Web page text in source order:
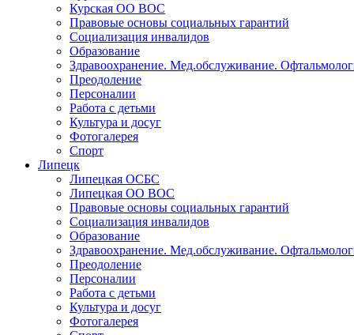
Правовые основы социальных гарантий
Социализация инвалидов
Образование
Здравоохранение. Мед.обслуживание.
Преодоление
Персоналии
Работа с детьми
Культура и досуг
Фотогалерея
Спорт
Липецк
Липецкая ОСБС
Липецкая ОО ВОС
Правовые основы социальных гарантий
Социализация инвалидов
Образование
Здравоохранение. Мед.обслуживание.
Преодоление
Персоналии
Работа с детьми
Культура и досуг
Фотогалерея
Спорт